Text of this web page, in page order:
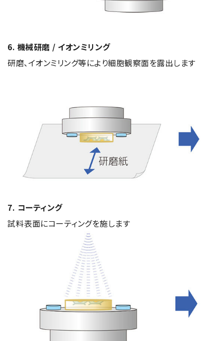
6. 機械研磨 / イオンミリング
研磨、イオンミリング等により細胞観察面を露出します
7. コーティング
試料表面にコーティングを施します